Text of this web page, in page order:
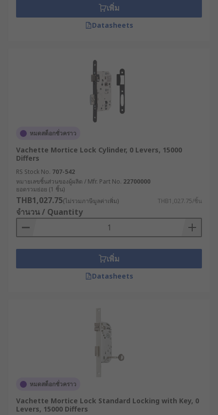
เพิ่ม
Datasheets
หมดสต็อกชั่วคราว
Vachette Mortice Lock Cylinder, 0 Levers, 15000
Differs
RS Stock No. 707-542
หมายเลขชิ้นส่วนของผู้ผลิต / Mfr. Part No. 22700000
ยอดรวมย่อย (1 ชิ้น)
THB1,027.75(ไม่รวมภาษีมูลค่าเพิ่ม) THB1,027.75/ชิ้น
จำนวน / Quantity
เพิ่ม
Datasheets
หมดสต็อกชั่วคราว
Vachette Mortice Lock Standard Locking with Key, 0
Levers, 15000 Differs